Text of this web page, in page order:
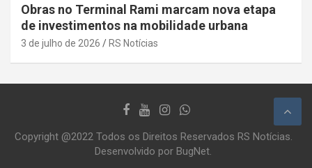
Obras no Terminal Rami marcam nova etapa
de investimentos na mobilidade urbana
3 de julho de 2026 RS Notícias
Copyright @2022 Todos os Direitos Reservados RS Notícias.
Desenvolvido por BugNet.